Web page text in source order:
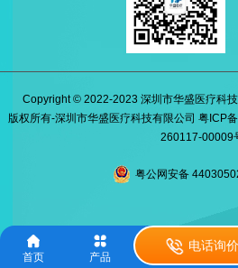
Copyright © 2022-2023 深圳市华盛医疗科
版权所有-深圳市华盛医疗科技有限公司 粤ICP
260117-00009
粤公网安备

首页

产品
电话询价